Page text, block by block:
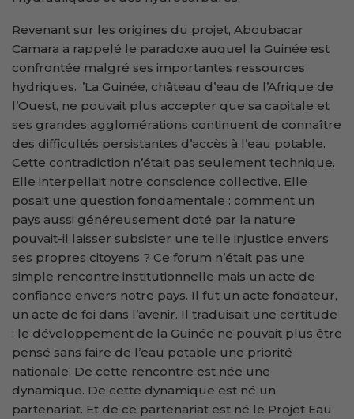
Revenant sur les origines du projet, Aboubacar
Camara a rappelé le paradoxe auquel la Guinée est
confrontée malgré ses importantes ressources
hydriques. ‘’La Guinée, château d’eau de l’Afrique de
l’Ouest, ne pouvait plus accepter que sa capitale et
ses grandes agglomérations continuent de connaître
des difficultés persistantes d’accès à l’eau potable.
Cette contradiction n’était pas seulement technique.
Elle interpellait notre conscience collective. Elle
posait une question fondamentale : comment un
pays aussi généreusement doté par la nature
pouvait-il laisser subsister une telle injustice envers
ses propres citoyens ? Ce forum n’était pas une
simple rencontre institutionnelle mais un acte de
confiance envers notre pays. Il fut un acte fondateur,
un acte de foi dans l’avenir. Il traduisait une certitude
: le développement de la Guinée ne pouvait plus être
pensé sans faire de l’eau potable une priorité
nationale. De cette rencontre est née une
dynamique. De cette dynamique est né un
partenariat. Et de ce partenariat est né le Projet Eau